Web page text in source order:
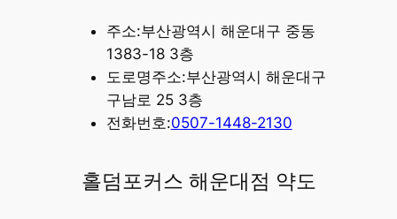
주소:부산광역시 해운대구 중동
1383-18 3층
도로명주소:부산광역시 해운대구
구남로 25 3층
전화번호:0507-1448-2130
홀덤포커스 해운대점 약도